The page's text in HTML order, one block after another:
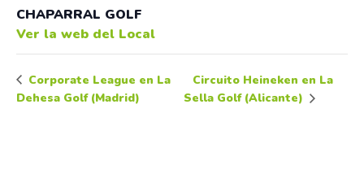
CHAPARRAL GOLF
Ver la web del Local
Corporate League en La
Dehesa Golf (Madrid)
Circuito Heineken en La
Sella Golf (Alicante)